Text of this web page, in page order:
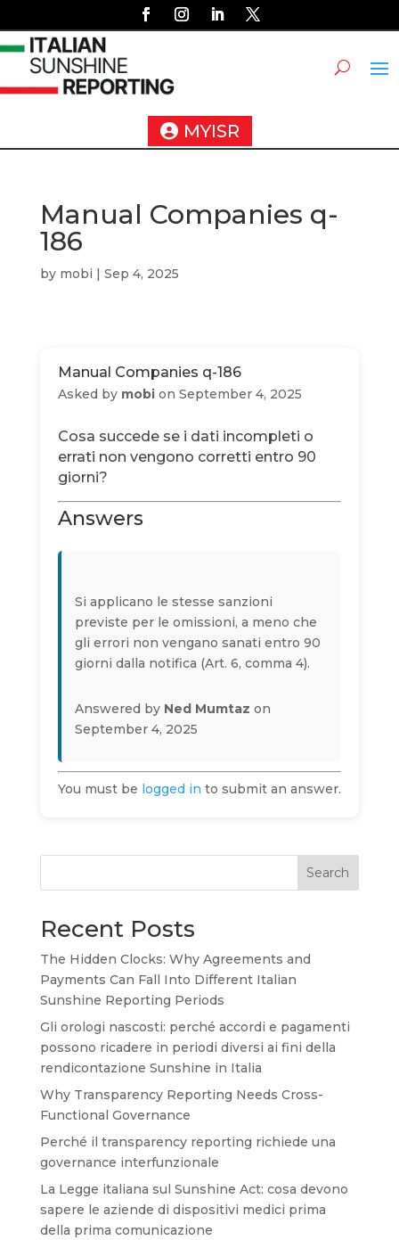
MYISR
Manual Companies q-
186
by mobi | Sep 4, 2025
Manual Companies q-186
Asked by mobion September 4, 2025
Cosa succede se i dati incompleti o
errati non vengono corretti entro 90
giorni?
Answers
Si applicano le stesse sanzioni
previste per le omissioni, a meno che
gli errori non vengano sanati entro 90
giorni dalla notifica (Art. 6, comma 4).
Answered by Ned Mumtaz on
September 4, 2025
You must be logged in to submit an answer.
Search
Recent Posts
The Hidden Clocks: Why Agreements and
Payments Can Fall Into Different Italian
Sunshine Reporting Periods
Gli orologi nascosti: perché accordi e pagamenti
possono ricadere in periodi diversi ai fini della
rendicontazione Sunshine in Italia
Why Transparency Reporting Needs Cross-
Functional Governance
Perché il transparency reporting richiede una
governance interfunzionale
La Legge italiana sul Sunshine Act: cosa devono
sapere le aziende di dispositivi medici prima
della prima comunicazione